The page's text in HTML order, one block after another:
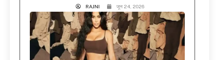
RAJNI जून 24, 2026